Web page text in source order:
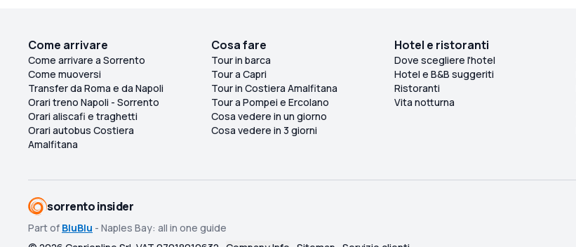
Come arrivare
Come arrivare a Sorrento
Come muoversi
Transfer da Roma e da Napoli
Orari treno Napoli - Sorrento
Orari aliscafi e traghetti
Orari autobus Costiera
Amalfitana
Cosa fare
Tour in barca
Tour a Capri
Tour in Costiera Amalfitana
Tour a Pompei e Ercolano
Cosa vedere in un giorno
Cosa vedere in 3 giorni
Hotel e ristoranti
Dove scegliere l'hotel
Hotel e B&B suggeriti
Ristoranti
Vita notturna
sorrento insider
Part of BluBlu - Naples Bay: all in one guide